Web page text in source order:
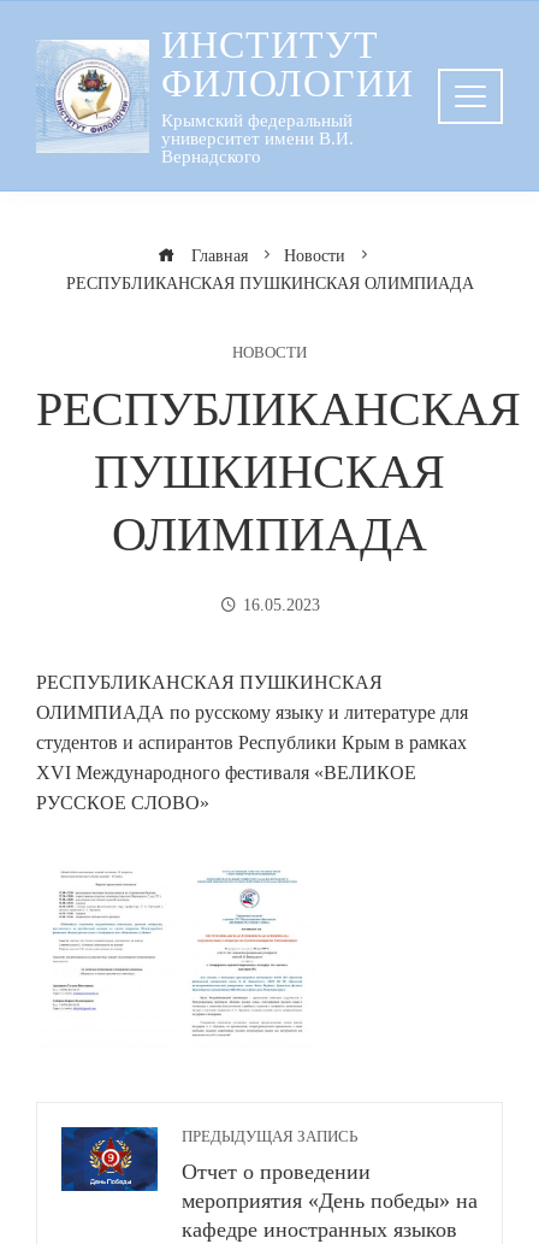
содержанию
ИНСТИТУТ
ФИЛОЛОГИИ
Крымский федеральный
университет имени В.И.
Вернадского
Главная
Новости
РЕСПУБЛИКАНСКАЯ ПУШКИНСКАЯ ОЛИМПИАДА
НОВОСТИ
РЕСПУБЛИКАНСКАЯ
ПУШКИНСКАЯ
ОЛИМПИАДА
16.05.2023
РЕСПУБЛИКАНСКАЯ ПУШКИНСКАЯ
ОЛИМПИАДА по русскому языку и литературе для
студентов и аспирантов Республики Крым в рамках
XVI Международного фестиваля «ВЕЛИКОЕ
РУССКОЕ СЛОВО»
ПРЕДЫДУЩАЯ ЗАПИСЬ
Отчет о проведении
мероприятия «День победы» на
кафедре иностранных языков